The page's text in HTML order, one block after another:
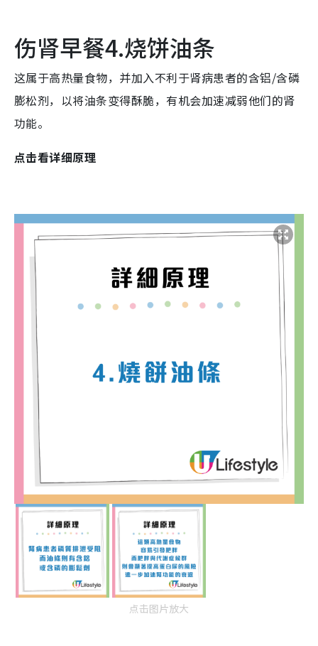
伤肾早餐4.烧饼油条
这属于高热量食物，并加入不利于肾病患者的含铝/含磷
膨松剂，以将油条变得酥脆，有机会加速减弱他们的肾
功能。
点击看详细原理
点击图片放大